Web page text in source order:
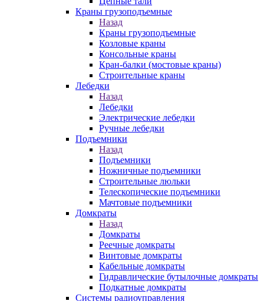
Краны грузоподъемные
Назад
Краны грузоподъемные
Козловые краны
Консольные краны
Кран-балки (мостовые краны)
Строительные краны
Лебедки
Назад
Лебедки
Электрические лебедки
Ручные лебедки
Подъемники
Назад
Подъемники
Ножничные подъемники
Строительные люльки
Телескопические подъемники
Мачтовые подъемники
Домкраты
Назад
Домкраты
Реечные домкраты
Винтовые домкраты
Кабельные домкраты
Гидравлические бутылочные домкраты
Подкатные домкраты
Системы радиоуправления